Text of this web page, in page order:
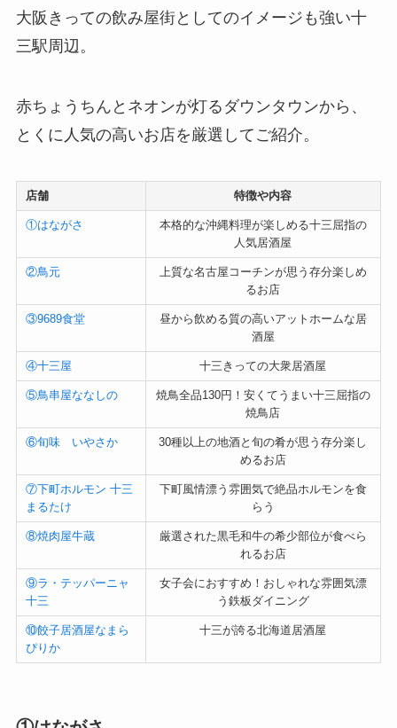
大阪きっての飲み屋街としてのイメージも強い十
三駅周辺。
赤ちょうちんとネオンが灯るダウンタウンから、
とくに人気の高いお店を厳選してご紹介。
店舗 特徴や内容
①はながさ
本格的な沖縄料理が楽しめる十三屈指の
人気居酒屋
②鳥元
上質な名古屋コーチンが思う存分楽しめ
るお店
③9689食堂
昼から飲める質の高いアットホームな居
酒屋
④十三屋 十三きっての大衆居酒屋
⑤鳥串屋ななしの
焼鳥全品130円！安くてうまい十三屈指の
焼鳥店
⑥旬味 いやさか
30種以上の地酒と旬の肴が思う存分楽し
めるお店
⑦下町ホルモン 十三
まるたけ
下町風情漂う雰囲気で絶品ホルモンを食
らう
⑧焼肉屋牛蔵
厳選された黒毛和牛の希少部位が食べら
れるお店
⑨ラ・テッパーニャ
十三
女子会におすすめ！おしゃれな雰囲気漂
う鉄板ダイニング
⑩餃子居酒屋なまら
ぴりか
十三が誇る北海道居酒屋